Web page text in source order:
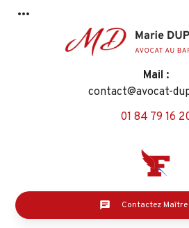
more_horiz
Mail :
contact@avocat-
01 84 79 16
Contactez Maître